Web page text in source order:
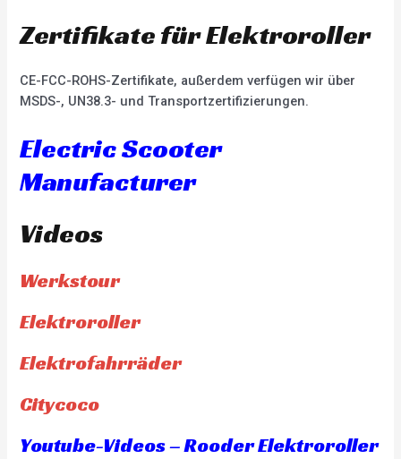
Zertifikate für Elektroroller
CE-FCC-ROHS-Zertifikate, außerdem verfügen wir über
MSDS-, UN38.3- und Transportzertifizierungen.
Electric Scooter
Manufacturer
Videos
Werkstour
Elektroroller
Elektrofahrräder
Citycoco
Youtube-Videos – Rooder Elektroroller